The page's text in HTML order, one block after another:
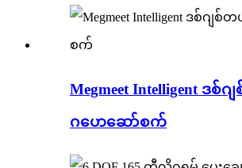
Megmeet Intelligent ဒစ်
ဂဟေဆော်စက်